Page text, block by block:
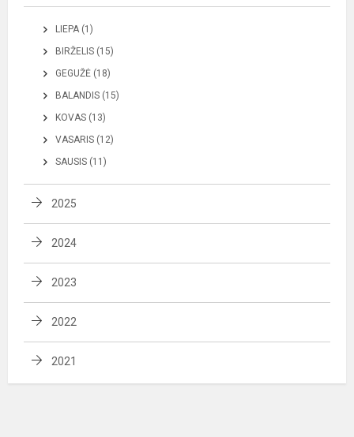
LIEPA (1)
BIRŽELIS (15)
GEGUŽĖ (18)
BALANDIS (15)
KOVAS (13)
VASARIS (12)
SAUSIS (11)
2025
2024
2023
2022
2021